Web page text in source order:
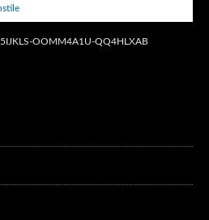
OOMM4A1U-QQ4HLXAB